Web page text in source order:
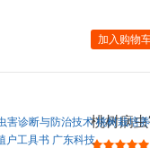
加入购物
桃树病
桃树病